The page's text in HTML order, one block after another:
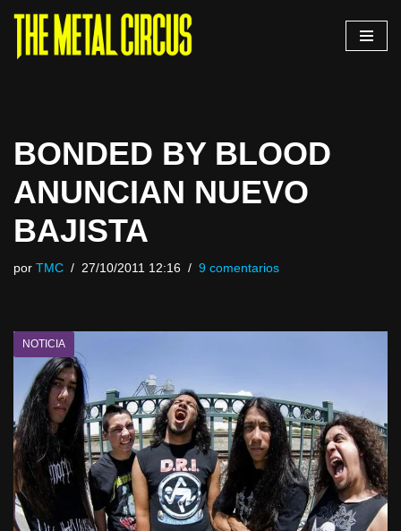
Saltar
BONDED BY BLOOD
ANUNCIAN NUEVO
BAJISTA
por TMC 27/10/2011 12:16 9 comentarios
NOTICIA